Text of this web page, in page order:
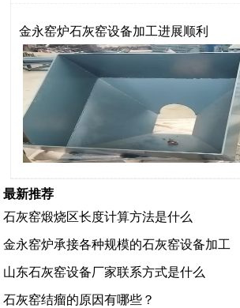
金永窑炉石灰窑设备加工进展顺利
最新推荐
石灰窑煅烧区长度计算方法是什么
金永窑炉承接各种规模的石灰窑设备加工
山东石灰窑设备厂家联系方式是什么
石灰窑结瘤的原因有哪些？